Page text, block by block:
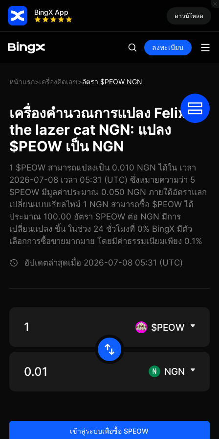
BingX App ดาวน์โหลด
ลงทะเบียน
หน้าแรก>เครื่องคิดเลข>อัตรา $PEOW NGN
เครื่องคำนวณการแปลง Felix
the lazer cat NGN: แปลง
$PEOW เป็น NGN
1 $PEOW สามารถแปลงเป็น 0.010 NGN ได้ใน เวลา
2026-07-08 เวลา 05:31 (UTC) ซึ่งหมายความว่า 5
$PEOW มีมูลค่าประมาณ 0.050 NGN ภายใต้อัตราแลก
เปลี่ยนแบบเรียลไทม์ 1 NGN สามารถซื้อ $PEOW ได้
ประมาณ 100.00 อัตรา $PEOW ต่อ NGN มีการ
เปลี่ยนแปลง ขึ้น ในช่วง 24 ชั่วโมงที่ 0% BingX มีตัว
เลือกการซื้อขายมากมาย โดยมีค่าธรรมเนียมเพียง 0.1%
อัปเดตล่าสุดเมื่อ 2026-07-08 05:31 (UTC)
$PEOW
NGN
เข้าสู่ระบบเพื่อซื้อ $PEOW